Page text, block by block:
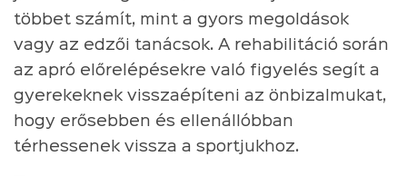
többet számít, mint a gyors megoldások
vagy az edzői tanácsok. A rehabilitáció során
az apró előrelépésekre való figyelés segít a
gyerekeknek visszaépíteni az önbizalmukat,
hogy erősebben és ellenállóbban
térhessenek vissza a sportjukhoz.